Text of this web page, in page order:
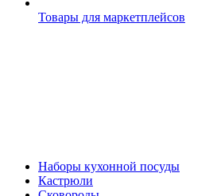
Товары для маркетплейсов
Наборы кухонной посуды
Кастрюли